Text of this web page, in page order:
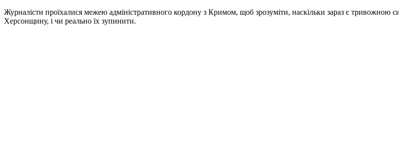
Журналісти проїхалися межею адміністративного кордону з Кримом, щоб зрозуміти, наскільки зараз є тривожною
Херсонщину, і чи реально їх зупинити.